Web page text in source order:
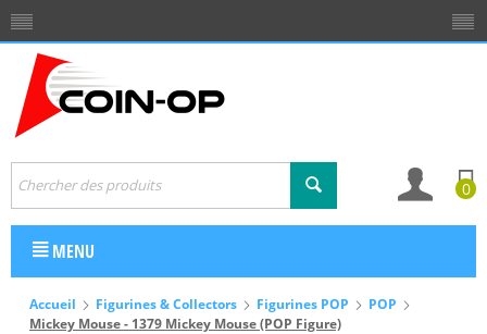
0
MENU
Accueil Figurines & Collectors Figurines POP
POP
Mickey Mouse - 1379 Mickey Mouse (POP Figure)